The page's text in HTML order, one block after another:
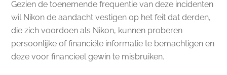
Gezien de toenemende frequentie van deze incidenten
wil Nikon de aandacht vestigen op het feit dat derden,
die zich voordoen als Nikon, kunnen proberen
persoonlijke of financiële informatie te bemachtigen en
deze voor financieel gewin te misbruiken.